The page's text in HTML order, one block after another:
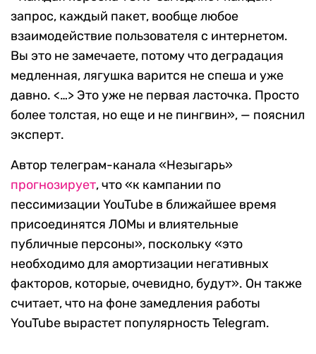
запрос, каждый пакет, вообще любое
взаимодействие пользователя с интернетом.
Вы это не замечаете, потому что деградация
медленная, лягушка варится не спеша и уже
давно. <…> Это уже не первая ласточка. Просто
более толстая, но еще и не пингвин», — пояснил
эксперт.
Автор телеграм-канала «Незыгарь»
прогнозирует, что «к кампании по
пессимизации YouTube в ближайшее время
присоединятся ЛОМы и влиятельные
публичные персоны», поскольку «это
необходимо для амортизации негативных
факторов, которые, очевидно, будут». Он также
считает, что на фоне замедления работы
YouTube вырастет популярность Telegram.